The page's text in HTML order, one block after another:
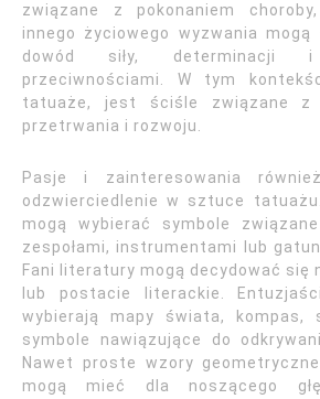
związane z pokonaniem
innego życiowego wyzwania
dowód siły,
przeciwnościami. W tym
tatuaże, jest ściśle związane z
przetrwania i rozwoju.
Pasje i zainteresowania
odzwierciedlenie w sztuce
mogą wybierać symbole
zespołami, instrumentami lub
Fani literatury mogą decydować się
lub postacie literackie.
wybierają mapy świata, kompas,
symbole nawiązujące do
Nawet proste wzory
mogą mieć dla noszącego